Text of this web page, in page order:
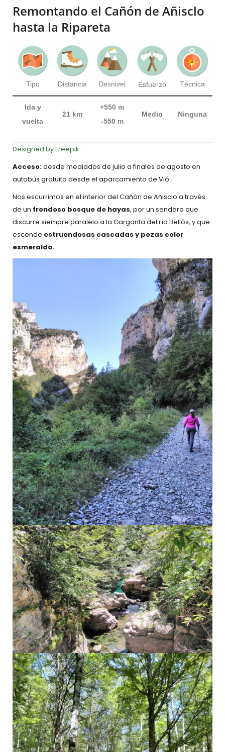
Remontando el Cañón de Añisclo
hasta la Ripareta
Tipo Distancia Desnivel Esfuerzo Técnica
Ida y
vuelta
21 km
+550 m
-550 m
Medio Ninguna
Designed by Freepik
Acceso:desde mediados de julio a finales de agosto en
autobús gratuito desde el aparcamiento de Vió.
Nos escurrimos en el interior del Cañón de Añisclo a través
de un frondoso bosque de hayas, por un sendero que
discurre siempre paralelo a la Garganta del río Bellós, y que
esconde estruendosas cascadas y pozas color
esmeralda.